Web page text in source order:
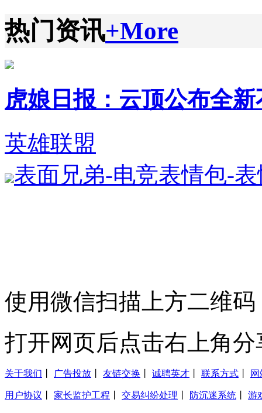
热门资讯+More
虎娘日报：云顶公布全
英雄联盟
表面兄弟-电竞表情包-
使用微信扫描上方二维码
打开网页后点击右上角分
关于我们 广告投放 友链交换 诚聘英才 联系方式
用户协议 家长监护工程 交易纠纷处理 防沉迷系统 游